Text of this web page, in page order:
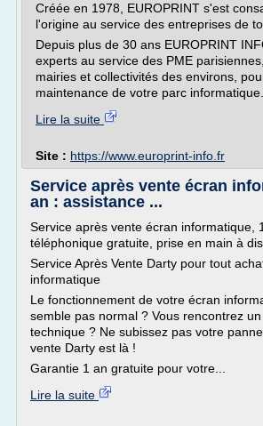
Créée en 1978, EUROPRINT s'est
l'origine au service des entreprises de
Depuis plus de 30 ans EUROPRINT
experts au service des PME
mairies et collectivités des environs,
maintenance de votre parc informatique...
Lire la suite
Site : https://www.europrint-info.fr
Service après vente écran
an : assistance ...
Service après vente écran informatique,
téléphonique gratuite, prise en main à
Service Après Vente Darty pour tout
informatique
Le fonctionnement de votre écran
semble pas normal ? Vous rencontrez
technique ? Ne subissez pas votre
vente Darty est là !
Garantie 1 an gratuite pour votre...
Lire la suite